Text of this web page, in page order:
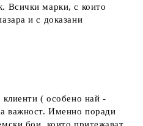
Всички марки, с които
и с доказани
( особено най -
важност. Именно поради